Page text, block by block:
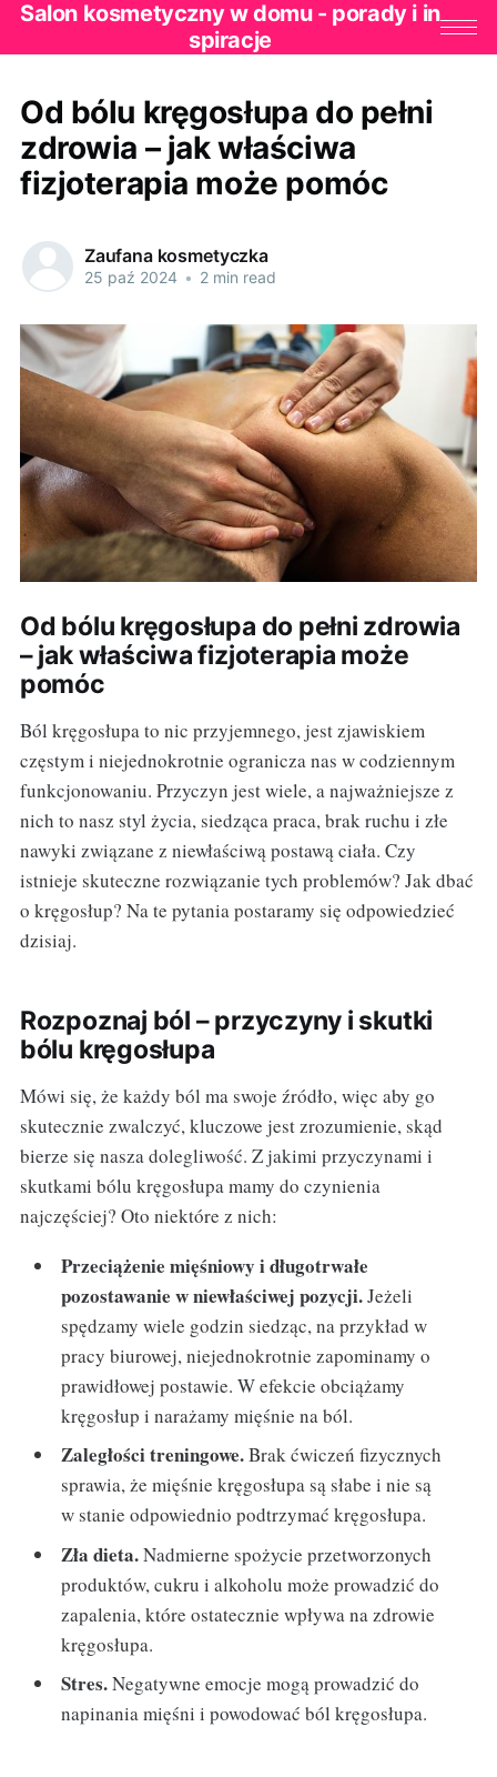
Salon kosmetyczny w domu - porady i in
spiracje
Od bólu kręgosłupa do pełni
zdrowia – jak właściwa
fizjoterapia może pomóc
Zaufana kosmetyczka
25 paź 2024 • 2 min read
Od bólu kręgosłupa do pełni zdrowia
– jak właściwa fizjoterapia może
pomóc
Ból kręgosłupa to nic przyjemnego, jest zjawiskiem
częstym i niejednokrotnie ogranicza nas w codziennym
funkcjonowaniu. Przyczyn jest wiele, a najważniejsze z
nich to nasz styl życia, siedząca praca, brak ruchu i złe
nawyki związane z niewłaściwą postawą ciała. Czy
istnieje skuteczne rozwiązanie tych problemów? Jak dbać
o kręgosłup? Na te pytania postaramy się odpowiedzieć
dzisiaj.
Rozpoznaj ból – przyczyny i skutki
bólu kręgosłupa
Mówi się, że każdy ból ma swoje źródło, więc aby go
skutecznie zwalczyć, kluczowe jest zrozumienie, skąd
bierze się nasza dolegliwość. Z jakimi przyczynami i
skutkami bólu kręgosłupa mamy do czynienia
najczęściej? Oto niektóre z nich:
Przeciążenie mięśniowy i długotrwałe
pozostawanie w niewłaściwej pozycji.Jeżeli
spędzamy wiele godzin siedząc, na przykład w
pracy biurowej, niejednokrotnie zapominamy o
prawidłowej postawie. W efekcie obciążamy
kręgosłup i narażamy mięśnie na ból.
Zaległości treningowe.Brak ćwiczeń fizycznych
sprawia, że mięśnie kręgosłupa są słabe i nie są
w stanie odpowiednio podtrzymać kręgosłupa.
Zła dieta.Nadmierne spożycie przetworzonych
produktów, cukru i alkoholu może prowadzić do
zapalenia, które ostatecznie wpływa na zdrowie
kręgosłupa.
Stres.Negatywne emocje mogą prowadzić do
napinania mięśni i powodować ból kręgosłupa.